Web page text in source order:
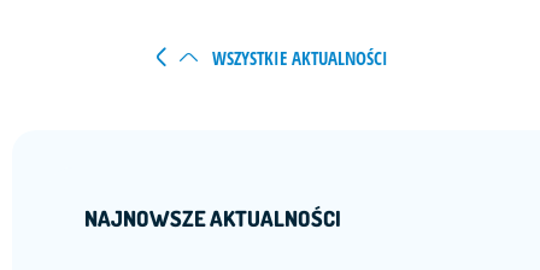
WSZYSTKIE AKTUALNOŚCI
NAJNOWSZE AKTUALNOŚCI